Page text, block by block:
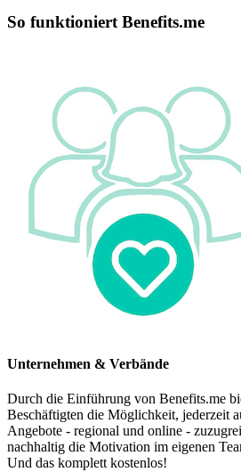
So funktioniert Benefits.me
Unternehmen & Verbände
Durch die Einführung von Benefits.me
Beschäftigten die Möglichkeit, jederzeit
Angebote - regional und online -
nachhaltig die Motivation im eigenen
Und das komplett kostenlos!